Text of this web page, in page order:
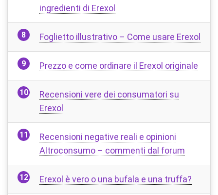
ingredienti di Erexol
Foglietto illustrativo – Come usare Erexol
Prezzo e come ordinare il Erexol originale
Recensioni vere dei consumatori su
Erexol
Recensioni negative reali e opinioni
Altroconsumo – commenti dal forum
Erexol è vero o una bufala e una truffa?